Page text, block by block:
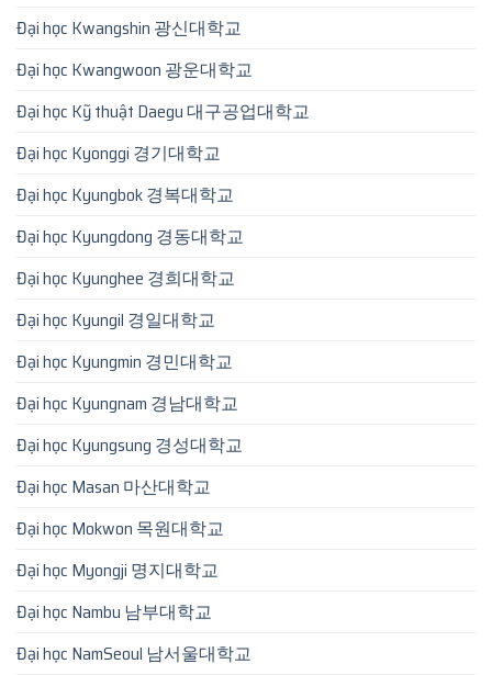
Đại học Kwangshin 광신대학교
Đại học Kwangwoon 광운대학교
Đại học Kỹ thuật Daegu 대구공업대학교
Đại học Kyonggi 경기대학교
Đại học Kyungbok 경복대학교
Đại học Kyungdong 경동대학교
Đại học Kyunghee 경희대학교
Đại học Kyungil 경일대학교
Đại học Kyungmin 경민대학교
Đại học Kyungnam 경남대학교
Đại học Kyungsung 경성대학교
Đại học Masan 마산대학교
Đại học Mokwon 목원대학교
Đại học Myongji 명지대학교
Đại học Nambu 남부대학교
Đại học NamSeoul 남서울대학교